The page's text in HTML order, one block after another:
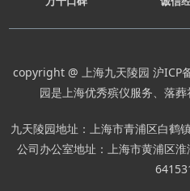
copyright @ 上海九天陵园 沪ICP
园是上海优秀殡仪服务、落
九天陵园地址：上海市青浦区白鹤
公司办公室地址：上海市黄浦区